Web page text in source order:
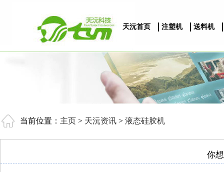
天沅首页 注塑机 送料机
当前位置： 主页 > 天沅资讯 > 液态硅胶机
你